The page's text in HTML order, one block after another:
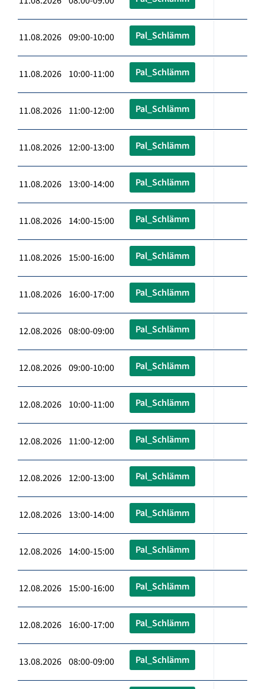
11.08.2026 09:00-10:00 Pal_Schlämm
11.08.2026 10:00-11:00 Pal_Schlämm
11.08.2026 11:00-12:00 Pal_Schlämm
11.08.2026 12:00-13:00 Pal_Schlämm
11.08.2026 13:00-14:00 Pal_Schlämm
11.08.2026 14:00-15:00 Pal_Schlämm
11.08.2026 15:00-16:00 Pal_Schlämm
11.08.2026 16:00-17:00 Pal_Schlämm
12.08.2026 08:00-09:00 Pal_Schlämm
12.08.2026 09:00-10:00 Pal_Schlämm
12.08.2026 10:00-11:00 Pal_Schlämm
12.08.2026 11:00-12:00 Pal_Schlämm
12.08.2026 12:00-13:00 Pal_Schlämm
12.08.2026 13:00-14:00 Pal_Schlämm
12.08.2026 14:00-15:00 Pal_Schlämm
12.08.2026 15:00-16:00 Pal_Schlämm
12.08.2026 16:00-17:00 Pal_Schlämm
13.08.2026 08:00-09:00 Pal_Schlämm